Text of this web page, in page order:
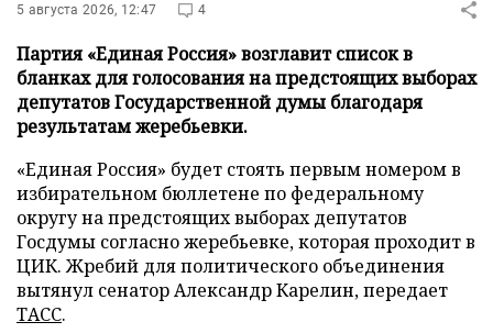
5 августа 2026, 12:47 4
Партия «Единая Россия» возглавит список в
бланках для голосования на предстоящих выборах
депутатов Государственной думы благодаря
результатам жеребьевки.
«Единая Россия» будет стоять первым номером в
избирательном бюллетене по федеральному
округу на предстоящих выборах депутатов
Госдумы согласно жеребьевке, которая проходит в
ЦИК. Жребий для политического объединения
вытянул сенатор Александр Карелин, передает
ТАСС.